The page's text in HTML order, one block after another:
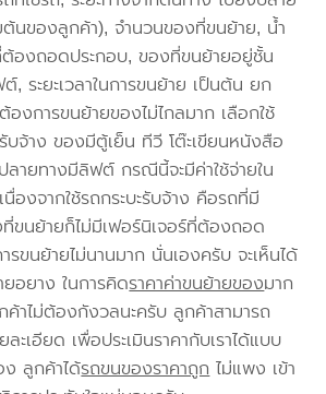
นของลูกค้า), จำนวนของที่ขนย้าย, น้ำ
องถอดประกอบ, ของที่ขนย้ายอยู่ชั้น
, ระยะเวลาในการขนย้าย เป็นต้น ยก
งการขนย้ายของไม่ไกลมาก เลือกใช้
รับจ้าง ของมีตู้เย็น ทีวี โต๊ะเขียนหนังสือ
ายทางมีลิฟต์ กรณีนี้จะมีค่าใช้จ่ายใน
องจากใช้รถกระบะรับจ้าง คือรถที่มี
ขนย้ายก็ไม่มีเฟอร์นิเจอร์ที่ต้องถอด
ารขนย้ายไม่นานมาก นั่นเองครับ จะเห็นได้
ยอยาง ในการคิดราคาค่าขนย้ายของมาก
าไม่ต้องกังวลนะครับ ลูกค้าสามารถ
ะเอียด เพื่อประเมินราคากับเราได้แบบ
ลูกค้าได้รถขนของราคาถูกไม่แพง เข้า